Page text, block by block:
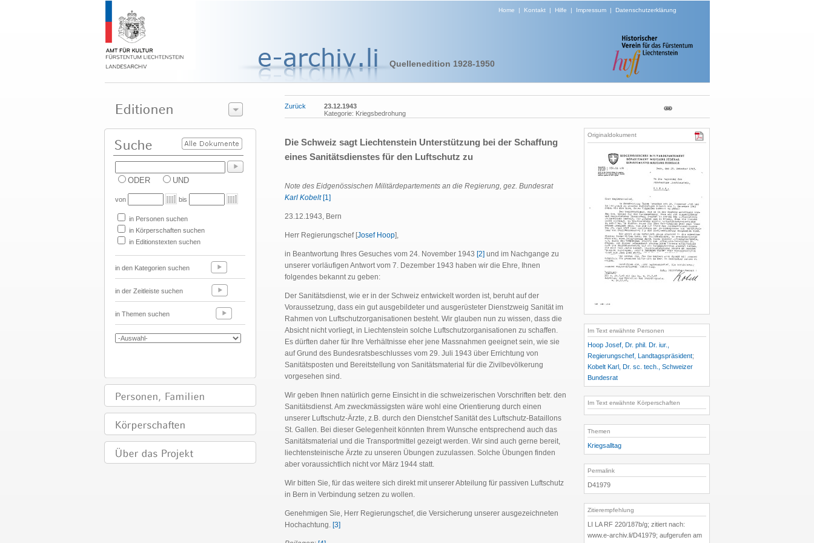
Home | Kontakt| Hilfe | Impressum| Datenschutzerklärung
Quellenedition 1928-1950
ODER UND
von bis
in Personen suchen
in Körperschaften suchen
in Editionstexten suchen
in den Kategorien suchen
in der Zeitleiste suchen
in Themen suchen
Zurück
23.12.1943
Kategorie: Kriegsbedrohung
Die Schweiz sagt Liechtenstein Unterstützung bei der Schaffung
eines Sanitätsdienstes für den Luftschutz zu
Note des Eidgenössischen Militärdepartements an die Regierung, gez. Bundesrat
Karl Kobelt [1]
23.12.1943, Bern
Herr Regierungschef [Josef Hoop],
in Beantwortung Ihres Gesuches vom 24. November 1943 [2] und im Nachgange zu
unserer vorläufigen Antwort vom 7. Dezember 1943 haben wir die Ehre, Ihnen
folgendes bekannt zu geben:
Der Sanitätsdienst, wie er in der Schweiz entwickelt worden ist, beruht auf der
Voraussetzung, dass ein gut ausgebildeter und ausgerüsteter Dienstzweig Sanität im
Rahmen von Luftschutzorganisationen besteht. Wir glauben nun zu wissen, dass die
Absicht nicht vorliegt, in Liechtenstein solche Luftschutzorganisationen zu schaffen.
Es dürften daher für Ihre Verhältnisse eher jene Massnahmen geeignet sein, wie sie
auf Grund des Bundesratsbeschlusses vom 29. Juli 1943 über Errichtung von
Sanitätsposten und Bereitstellung von Sanitätsmaterial für die Zivilbevölkerung
vorgesehen sind.
Wir geben Ihnen natürlich gerne Einsicht in die schweizerischen Vorschriften betr. den
Sanitätsdienst. Am zweckmässigsten wäre wohl eine Orientierung durch einen
unserer Luftschutz-Ärzte, z.B. durch den Dienstchef Sanität des Luftschutz-Bataillons
St. Gallen. Bei dieser Gelegenheit könnten Ihrem Wunsche entsprechend auch das
Sanitätsmaterial und die Transportmittel gezeigt werden. Wir sind auch gerne bereit,
liechtensteinische Ärzte zu unseren Übungen zuzulassen. Solche Übungen finden
aber voraussichtlich nicht vor März 1944 statt.
Wir bitten Sie, für das weitere sich direkt mit unserer Abteilung für passiven Luftschutz
in Bern in Verbindung setzen zu wollen.
Genehmigen Sie, Herr Regierungschef, die Versicherung unserer ausgezeichneten
Hochachtung. [3]
Originaldokument
Im Text erwähnte Personen
Hoop Josef, Dr. phil. Dr. iur.,
Regierungschef, Landtagspräsident;
Kobelt Karl, Dr. sc. tech., Schweizer
Bundesrat
Im Text erwähnte Körperschaften
Themen
Kriegsalltag
Permalink
D41979
Zitierempfehlung
LI LA RF 220/187b/g; zitiert nach:
www.e-archiv.li/D41979; aufgerufen am